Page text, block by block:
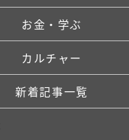
お金・学ぶ
カルチャー
新着記事一覧